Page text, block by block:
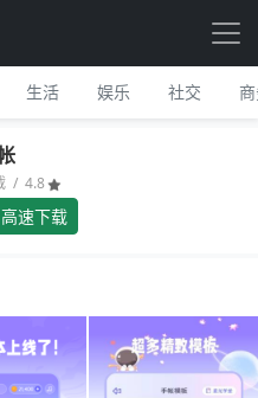
生活 娱乐 社交
/ 4.8
高速下载